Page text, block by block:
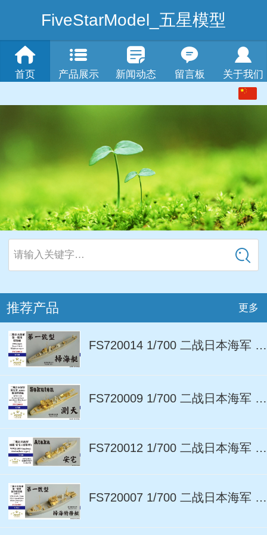
FiveStarModel_五星模型
首页 产品展示 新闻动态 留言板 关于我们
请输入关键字…
推荐产品 更多
FS720014 1/700 二战日本海军 第一号型 扫海艇 树脂模型套件
FS720009 1/700 二战日本海军 测天型 敷设特务艇 (后期型) 树脂模型套件
FS720012 1/700 二战日本海军 安宅号 炮舰 （后期型） 树脂模型套件
FS720007 1/700 二战日本海军 第一号型扫海特务艇 (两艘入) 树脂模型套件